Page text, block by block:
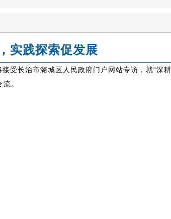
实践探索促发展
受长治市潞城区人民政府门户网站专访，就“深
。